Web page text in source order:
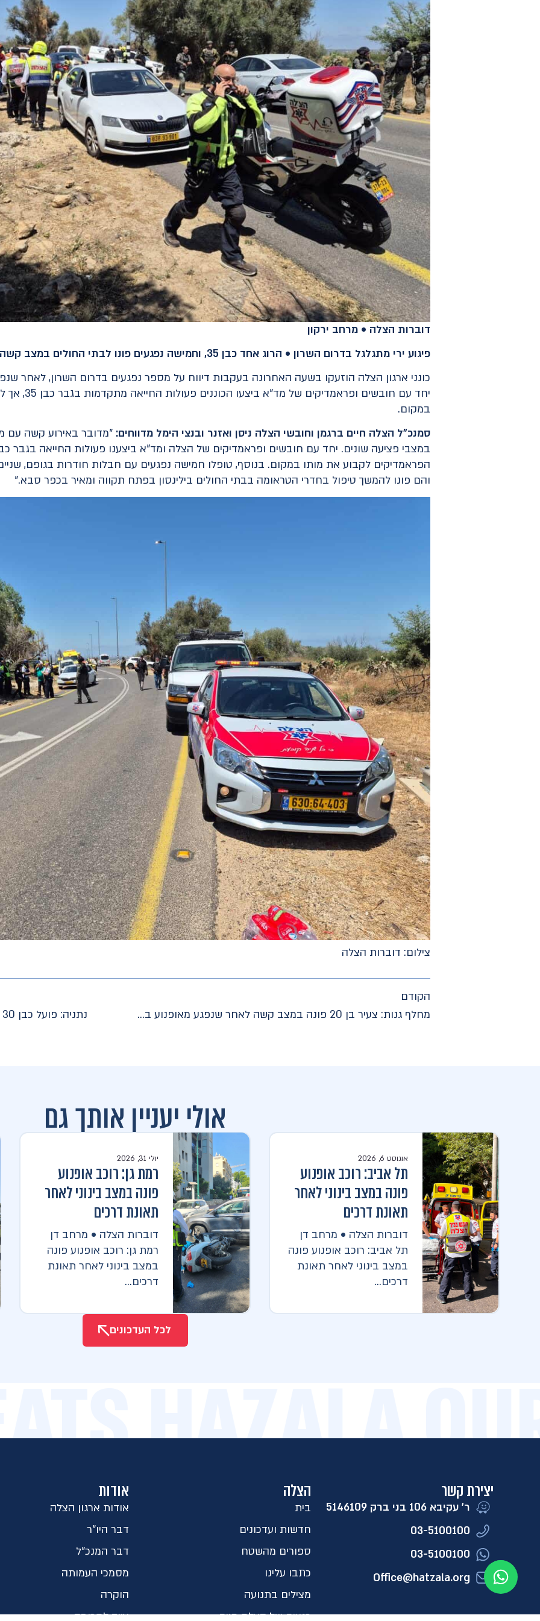
דוברות הצלה • מרחב ירקון
פיגוע ירי מתגלגל בדרום השרון • הרוג אחד כבן 35, וחמישה נפגעים פונו לבתי החולים במצב קשה ובינוני
כונני ארגון הצלה הוזעקו בשעה האחרונה בעקבות דיווח על מספר נפגעים בדרום השרון, לאחר
יחד עם חובשים
במקום.
סמנכ"ל הצלה חיים ברגמן וחובשי הצלה ניסן ואזנר ובנצי הימל מדווחים: "מדובר באירוע קשה עם
הפראמדיקים לקבוע את מותו במקום. בנוסף, טופלו חמישה נפגעים עם חבלות חודרות בגופם,
והם פונו להמשך טיפול בחדרי הטראומה בבתי החולים בילינסון בפתח תקווה ומאיר בכפר סבא."
צילום: דוברות הצלה
הקודם
מחלף גנות: צעיר בן 20 פונה במצב קשה לאחר שנפגע מאופנוע במהלך הפגנה
נתניה: פועל כבן 30 פונה במצב אנוש לאחר שנפל מגובה
אולי יעניין אותך גם
אוגוסט 6, 2026
תל אביב: רוכב אופנוע
פונה במצב בינוני לאחר
תאונת דרכים
דוברות הצלה • מרחב דן
תל אביב: רוכב אופנוע פונה
במצב בינוני לאחר תאונת
דרכים...
יולי 31, 2026
רמת גן: רוכב אופנוע
פונה במצב בינוני לאחר
תאונת דרכים
דוברות הצלה • מרחב דן
רמת גן: רוכב אופנוע פונה
במצב בינוני לאחר תאונת
דרכים...
לכל העדכונים
HAZALA
יצירת קשר
ר' עקיבא 106 בני ברק 5146109​
03-5100100
03-5100100
Office@hatzala.org
הצלה
בית
חדשות ועדכונים
ספורים מהשטח
כתבו עלינו
מצילים בתנועה
רגעים של הצלת חיים
אודות
אודות ארגון הצלה
דבר היו"ר
דבר המנכ"ל
מסמכי העמותה
הוקרה
ציוד לתרומה